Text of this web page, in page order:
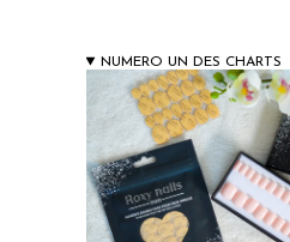
NUMERO UN DES CHARTS